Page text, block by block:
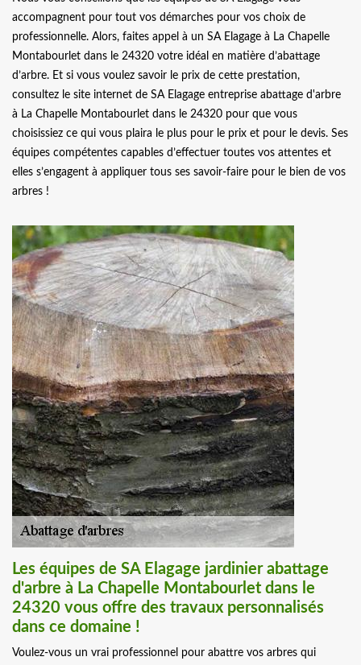
accompagnent pour tout vos démarches pour vos choix de
professionnelle. Alors, faites appel à un SA Elagage à La Chapelle
Montabourlet dans le 24320 votre idéal en matière d’abattage
d’arbre. Et si vous voulez savoir le prix de cette prestation,
consultez le site internet de SA Elagage entreprise abattage d'arbre
à La Chapelle Montabourlet dans le 24320 pour que vous
choisissiez ce qui vous plaira le plus pour le prix et pour le devis. Ses
équipes compétentes capables d’effectuer toutes vos attentes et
elles s’engagent à appliquer tous ses savoir-faire pour le bien de vos
arbres !
Les équipes de SA Elagage jardinier abattage
d'arbre à La Chapelle Montabourlet dans le
24320 vous offre des travaux personnalisés
dans ce domaine !
Voulez-vous un vrai professionnel pour abattre vos arbres qui